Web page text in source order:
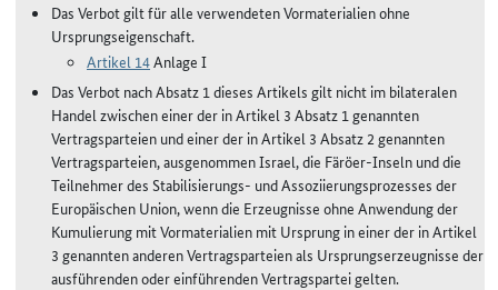
Das Verbot gilt für alle verwendeten Vormaterialien ohne
Ursprungseigenschaft.
Artikel 14Anlage I
Das Verbot nach Absatz 1 dieses Artikels gilt nicht im bilateralen
Handel zwischen einer der in Artikel 3 Absatz 1 genannten
Vertragsparteien und einer der in Artikel 3 Absatz 2 genannten
Vertragsparteien, ausgenommen Israel, die Färöer-Inseln und die
Teilnehmer des Stabilisierungs- und Assoziierungsprozesses der
Europäischen Union, wenn die Erzeugnisse ohne Anwendung der
Kumulierung mit Vormaterialien mit Ursprung in einer der in Artikel
3 genannten anderen Vertragsparteien als Ursprungserzeugnisse der
ausführenden oder einführenden Vertragspartei gelten.